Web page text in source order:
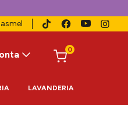
0
LAVANDERIA